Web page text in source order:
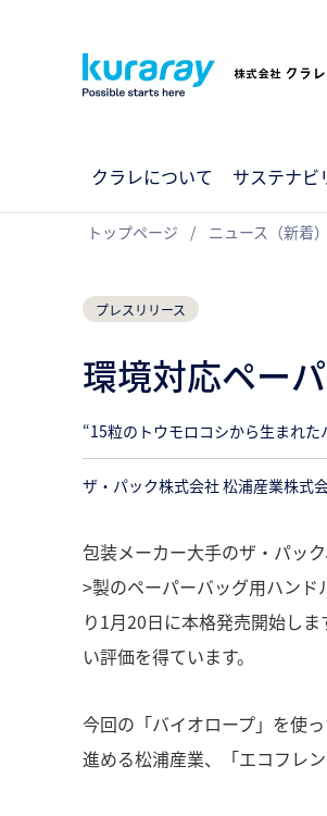
クラレについて サステナビ
トップページ ニュース（新着）
プレスリリース
環境対応ペー
“15粒のトウモロコシから生まれ
ザ・パック株式会社 松浦産業株式
包装メーカー大手のザ・パッ
>製のペーパーバッグ用ハン
り1月20日に本格発売開始し
い評価を得ています。
今回の「バイオロープ」を使
進める松浦産業、「エコフレ